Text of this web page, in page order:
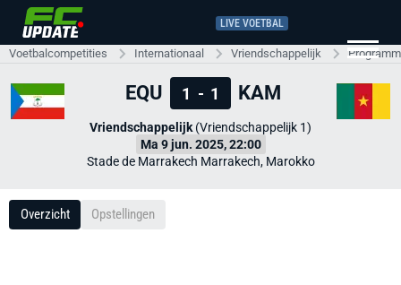
LIVE VOETBAL
Voetbalcompetities Internationaal Vriendschappelijk
EQU 1 - 1 KAM
Vriendschappelijk (Vriendschappelijk 1)
Ma 9 jun. 2025, 22:00
Stade de Marrakech Marrakech, Marokko
Overzicht Opstellingen